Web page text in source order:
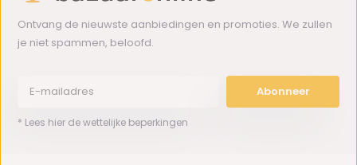
Ontvang de nieuwste aanbiedingen en promoties. We zullen
je niet spammen, beloofd.
Abonneer
* Lees hier de wettelijke beperkingen